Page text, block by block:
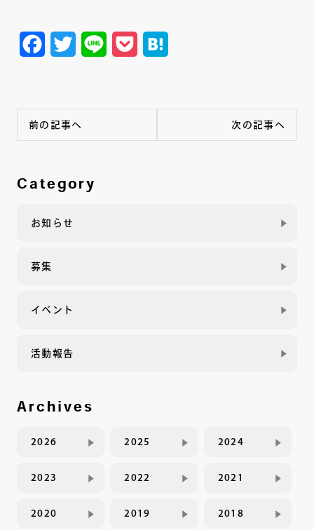
Facebook
TwitterLine Pocket
前の記事へ 次の記事へ
Category
お知らせ
募集
イベント
活動報告
Archives
2026 2025 2024
2023 2022 2021
2020 2019 2018